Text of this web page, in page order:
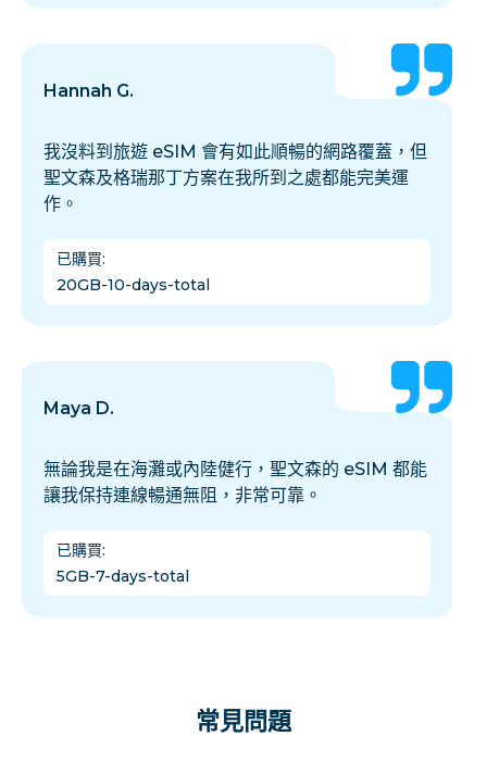
Hannah G.
我沒料到旅遊 eSIM 會有如此順暢的網路覆蓋，但
聖文森及格瑞那丁方案在我所到之處都能完美運
作。
已購買:
20GB-10-days-total
Maya D.
無論我是在海灘或內陸健行，聖文森的 eSIM 都能
讓我保持連線暢通無阻，非常可靠。
已購買:
5GB-7-days-total
常見問題